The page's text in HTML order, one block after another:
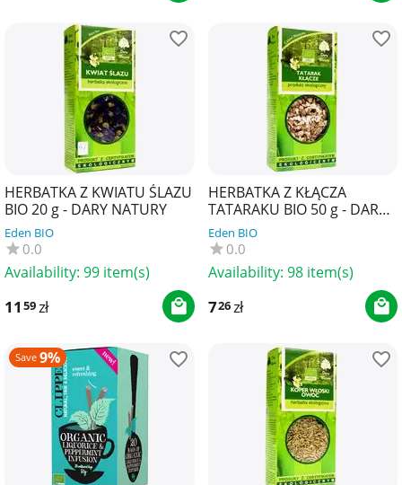
HERBATKA Z KWIATU ŚLAZU
BIO 20 g - DARY NATURY
Eden BIO
0.0
Availability: 99 item(s)
11 59 zł
HERBATKA Z KŁĄCZA
TATARAKU BIO 50 g - DARY
NATURY
Eden BIO
0.0
Availability: 98 item(s)
726 zł
Save 9%